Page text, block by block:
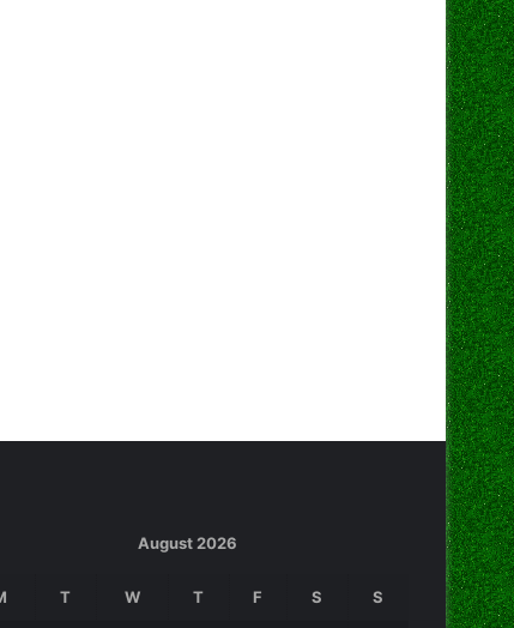
August 2026
T W T F S S